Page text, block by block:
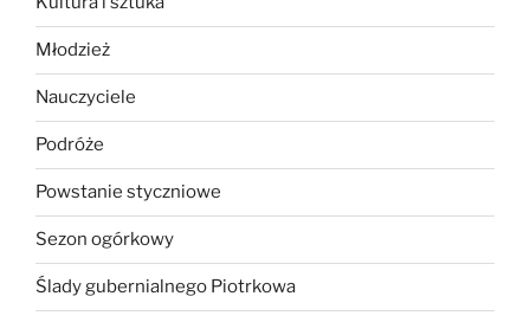
Młodzież
Nauczyciele
Podróże
Powstanie styczniowe
Sezon ogórkowy
Ślady gubernialnego Piotrkowa